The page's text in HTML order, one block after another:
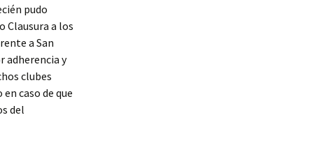
pudo
Clausura a los
a San
adherencia y
clubes
caso de que
del